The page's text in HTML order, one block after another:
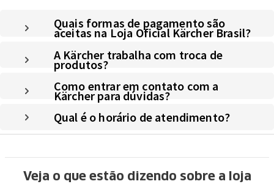
Quais formas de pagamento são
aceitas na Loja Oficial Kärcher Brasil?
A Kärcher trabalha com troca de
produtos?
Como entrar em contato com a
Kärcher para dúvidas?
Qual é o horário de atendimento?
Veja o que estão dizendo sobre a loja